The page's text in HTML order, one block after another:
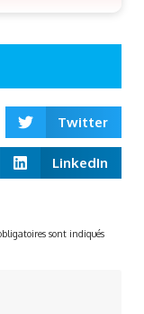
Twitter
LinkedIn
sont indiqués